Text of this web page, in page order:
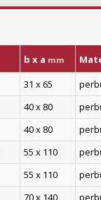
b x a mm
31 x 65
40 x 80
40 x 80
55 x 110
55 x 110
70 x 140